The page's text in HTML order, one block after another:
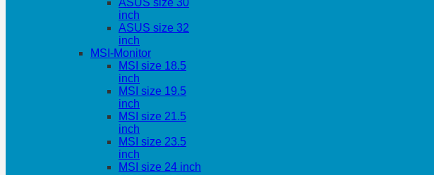
ASUS size 30
inch
ASUS size 32
inch
MSI-Monitor
MSI size 18.5
inch
MSI size 19.5
inch
MSI size 21.5
inch
MSI size 23.5
inch
MSI size 24 inch